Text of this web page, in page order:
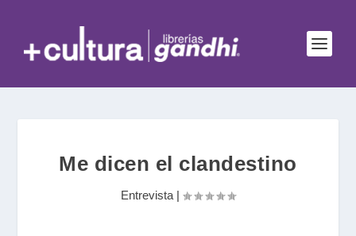
Me dicen el clandestino
Entrevista |